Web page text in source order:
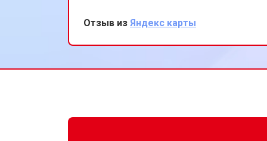
Замена водоприёмника
Замена панели управления
системе охлаждения. Я очень
довольна их оперативностью и
качеством работы. Спасибо за
холодильника!
Отзыв из Яндекс карты